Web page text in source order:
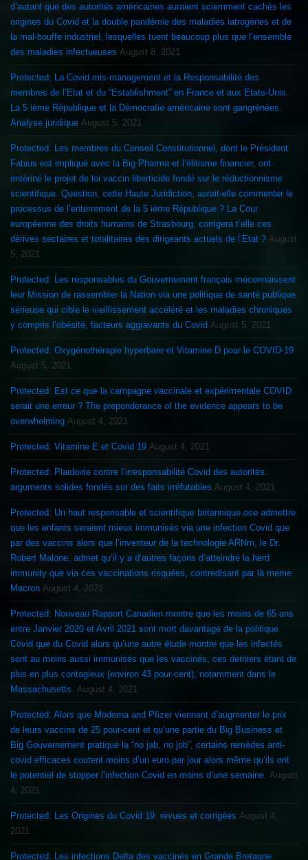
d’autant que des autorités américaines auraient sciemment cachés les
origines du Covid et la double pandémie des maladies iatrogènes et de
la mal-bouffe industriel, lesquelles tuent beaucoup plus que l’ensemble
des maladies infectueuses August 8, 2021
Protected: La Covid mis-management et la Responsabilité des
membres de l’Etat et du “Establishment” en France et aux Etats-Unis.
La 5 ième République et la Démocratie américaine sont gangrénées.
Analyse juridique August 5, 2021
Protected: Les membres du Conseil Constitutionnel, dont le Président
Fabius est impliqué avec la Big Pharma et l’élitisme financier, ont
entériné le projet de loi vaccin liberticide fondé sur le réductionnisme
scientifique. Question, cette Haute Juridiction, aurait-elle commenter le
processus de l’enterrement de la 5 ième République ? La Cour
européenne des droits humains de Strasbourg, corrigera t’elle ces
dérives sectaires et totalitaires des dirigeants actuels de l’Etat ? August
5, 2021
Protected: Les responsables du Gouvernement français méconnaissent
leur Mission de rassembler la Nation via une politique de santé publique
sérieuse qui cible le vieillissement accéléré et les maladies chroniques
y compris l’obésité, facteurs aggravants du Covid August 5, 2021
Protected: Oxygénothérapie hyperbare et Vitamine D pour le COVID-19
August 5, 2021
Protected: Est ce que la campagne vaccinale et expérimentale COVID
serait une erreur ? The preponderance of the evidence appears to be
overwhelming August 4, 2021
Protected: Vitamine E et Covid 19 August 4, 2021
Protected: Plaidoirie contre l’irresponsabilité Covid des autorités:
arguments solides fondés sur des faits irréfutables August 4, 2021
Protected: Un haut responsable et scientifique britannique ose admettre
que les enfants seraient mieux immunisés via une infection Covid que
par des vaccins alors que l’inventeur de la technologie ARNm, le Dr.
Robert Malone, admet qu’il y a d’autres façons d’atteindre la herd
immunity que via ces vaccinations risquées, contredisant par là meme
Macron August 4, 2021
Protected: Nouveau Rapport Canadien montre que les moins de 65 ans
entre Janvier 2020 et Avril 2021 sont mort davantage de la politique
Covid que du Covid alors qu’une autre étude montre que les infectés
sont au moins aussi immunisés que les vaccinés, ces derniers étant de
plus en plus contagieux (environ 43 pour-cent), notamment dans le
Massachusetts.
August 4, 2021
Protected: Alors que Moderna and Pfizer viennent d’augmenter le prix
de leurs vaccins de 25 pour-cent et qu’une partie du Big Business et
Big Gouvernement pratique la “no jab, no job”, certains remèdes anti-
covid efficaces coutent moins d’un euro par jour alors même qu’ils ont
le potentiel de stopper l’infection Covid en moins d’une semaine. August
4, 2021
Protected: Les Origines du Covid 19: revues et corrigées August 4,
2021
Protected: Les infections Delta des vaccinés en Grande Bretagne